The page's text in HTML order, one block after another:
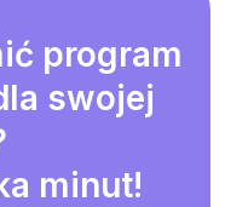
program
swojej
minut!